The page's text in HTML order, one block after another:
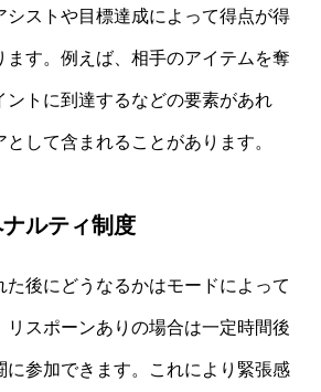
シストや目標達成によって得点が得
ます。例えば、相手のアイテムを奪
ントに到達するなどの要素があれ
して含まれることがあります。
ルティ制度
た後にどうなるかはモードによって
リスポーンありの場合は一定時間後
に参加できます。これにより緊張感